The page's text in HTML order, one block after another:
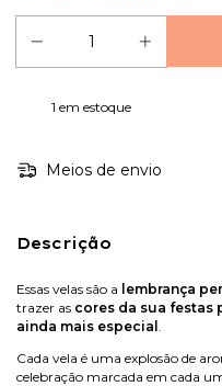
1 em estoque
Meios de envio
Descrição
Essas velas são a lembrança
trazer as cores da sua festas
ainda mais especial
Cada vela é uma explosão de
celebração marcada em cada